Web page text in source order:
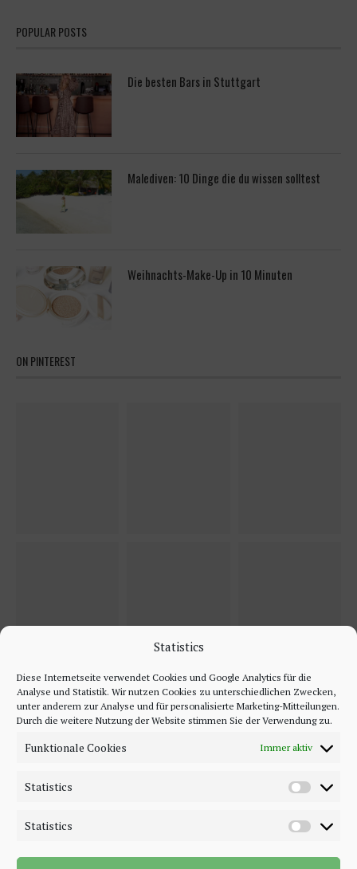
Statistics
Diese Internetseite verwendet Cookies und Google Analytics für die
Analyse und Statistik. Wir nutzen Cookies zu unterschiedlichen Zwecken,
unter anderem zur Analyse und für personalisierte Marketing-Mitteilungen.
Durch die weitere Nutzung der Website stimmen Sie der Verwendung zu.
Funktionale Cookies Immer aktiv
Statistics
Statistics
POPULAR POSTS
Die besten Bars in Stuttgart
Malediven: 10 Dinge die du wissen solltest
Weihnachts-Make-Up in 10 Minuten
ON PINTEREST